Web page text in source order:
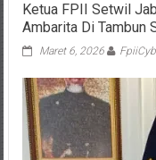
Ketua FPII Setwil
Ambarita Di Tambun
Maret 6, 2026